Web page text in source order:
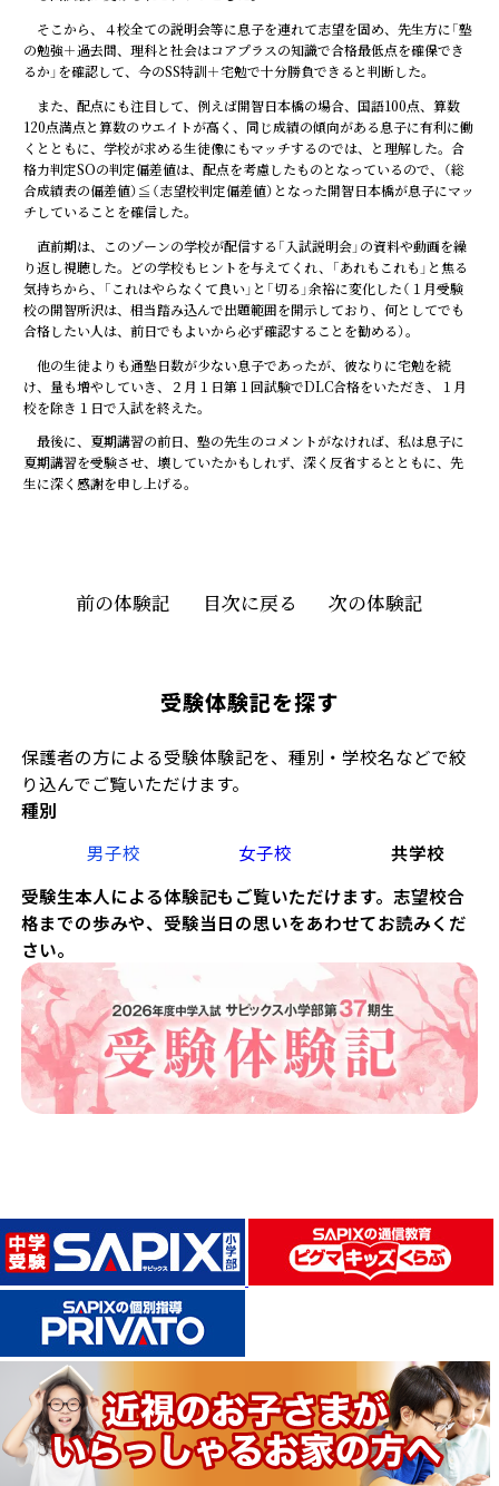
受験体験記を探す
保護者の方による受験体験記を、種別・学校名などで絞
り込んでご覧いただけます。
種別
男子校
女子校
共学校
受験生本人による体験記もご覧いただけます。志望校合
格までの歩みや、受験当日の思いをあわせてお読みくだ
さい。
そこから、４校全ての説明会等に息子を連れて志望を固め、先生方に「塾
の勉強＋過去問、理科と社会はコアプラスの知識で合格最低点を確保でき
るか」を確認して、今のSS特訓＋宅勉で十分勝負できると判断した。
また、配点にも注目して、例えば開智日本橋の場合、国語100点、算数
120点満点と算数のウエイトが高く、同じ成績の傾向がある息子に有利に働
くとともに、学校が求める生徒像にもマッチするのでは、と理解した。合
格力判定SOの判定偏差値は、配点を考慮したものとなっているので、（総
合成績表の偏差値）≦（志望校判定偏差値）となった開智日本橋が息子にマッ
チしていることを確信した。
直前期は、このゾーンの学校が配信する「入試説明会」の資料や動画を繰
り返し視聴した。どの学校もヒントを与えてくれ、「あれもこれも」と焦る
気持ちから、「これはやらなくて良い」と「切る」余裕に変化した（１月受験
校の開智所沢は、相当踏み込んで出題範囲を開示しており、何としてでも
合格したい人は、前日でもよいから必ず確認することを勧める）。
他の生徒よりも通塾日数が少ない息子であったが、彼なりに宅勉を続
け、量も増やしていき、２月１日第１回試験でDLC合格をいただき、１月
校を除き１日で入試を終えた。
最後に、夏期講習の前日、塾の先生のコメントがなければ、私は息子に
夏期講習を受験させ、壊していたかもしれず、深く反省するとともに、先
生に深く感謝を申し上げる。
前の体験記 目次に戻る 次の体験記